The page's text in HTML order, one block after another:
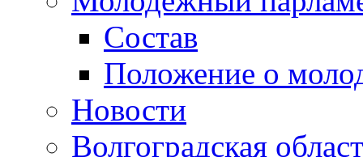
Состав
Положение о
Новости
Волгоградская